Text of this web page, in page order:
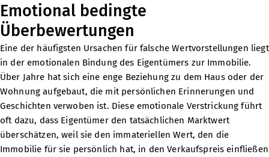
Emotional bedingte
Überbewertungen
Eine der häufigsten Ursachen für falsche Wertvorstellungen liegt
in der emotionalen Bindung des Eigentümers zur Immobilie.
Über Jahre hat sich eine enge Beziehung zu dem Haus oder der
Wohnung aufgebaut, die mit persönlichen Erinnerungen und
Geschichten verwoben ist. Diese emotionale Verstrickung führt
oft dazu, dass Eigentümer den tatsächlichen Marktwert
überschätzen, weil sie den immateriellen Wert, den die
Immobilie für sie persönlich hat, in den Verkaufspreis einfließen